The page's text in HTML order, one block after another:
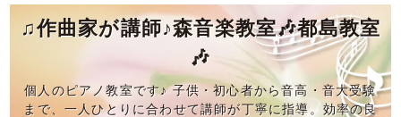
♫作曲家が講師♪森音楽教室🎶都島教室
🎶
個人のピアノ教室です♪ 子供・初心者から音高・音大受験
まで、一人ひとりに合わせて講師が丁寧に指導。効率の良